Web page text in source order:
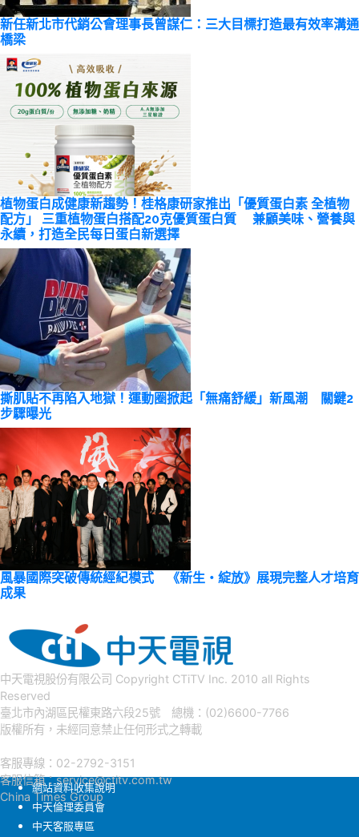
新任新北市代銷公會理事長曾謀仁：三大目標打造最有效率溝通
橋梁
植物蛋白成健康新趨勢！桂格康研家推出「優質蛋白素 全植物
配方」 三重植物蛋白搭配20克優質蛋白質 兼顧美味、營養與
永續，打造全民每日蛋白新選擇
撕肌貼不再陷入地獄！運動圈掀起「無痛舒緩」新風潮 關鍵2
步驟曝光
風暴國際突破傳統經紀模式 《新生・綻放》展現完整人才培育
成果
中天電視股份有限公司 Copyright CTiTV Inc. 2010 all Rights
Reserved
臺北市內湖區民權東路六段25號 總機：(02)6600-7766
版權所有，未經同意禁止任何形式之轉載
客服專線：02-2792-3151
客服信箱：service@ctitv.com.tw
China Times Group
網站資料收集說明
中天倫理委員會
中天客服專區